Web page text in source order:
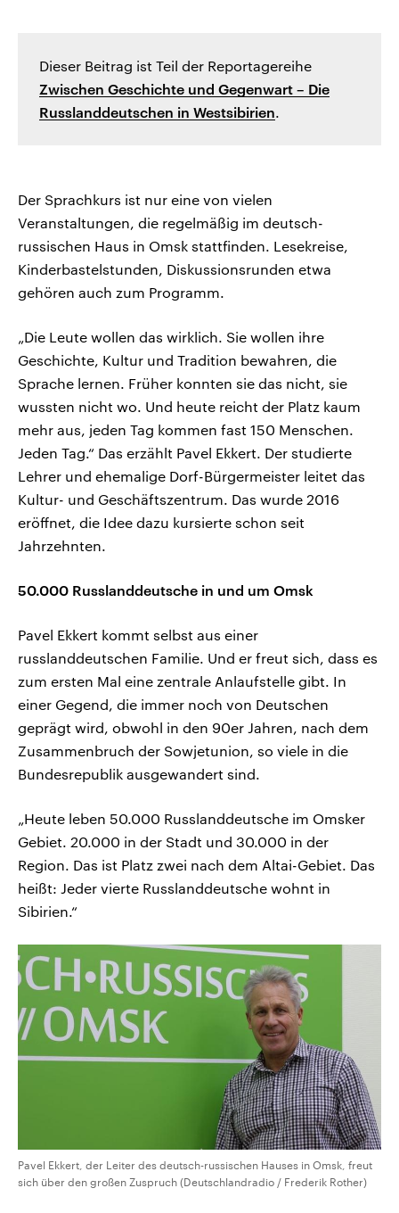
Dieser Beitrag ist Teil der Reportagereihe
Zwischen Geschichte und Gegenwart – Die
Russlanddeutschen in Westsibirien.
Der Sprachkurs ist nur eine von vielen
Veranstaltungen, die regelmäßig im deutsch-
russischen Haus in Omsk stattfinden. Lesekreise,
Kinderbastelstunden, Diskussionsrunden etwa
gehören auch zum Programm.
„Die Leute wollen das wirklich. Sie wollen ihre
Geschichte, Kultur und Tradition bewahren, die
Sprache lernen. Früher konnten sie das nicht, sie
wussten nicht wo. Und heute reicht der Platz kaum
mehr aus, jeden Tag kommen fast 150 Menschen.
Jeden Tag.“ Das erzählt Pavel Ekkert. Der studierte
Lehrer und ehemalige Dorf-Bürgermeister leitet das
Kultur- und Geschäftszentrum. Das wurde 2016
eröffnet, die Idee dazu kursierte schon seit
Jahrzehnten.
50.000 Russlanddeutsche in und um Omsk
Pavel Ekkert kommt selbst aus einer
russlanddeutschen Familie. Und er freut sich, dass es
zum ersten Mal eine zentrale Anlaufstelle gibt. In
einer Gegend, die immer noch von Deutschen
geprägt wird, obwohl in den 90er Jahren, nach dem
Zusammenbruch der Sowjetunion, so viele in die
Bundesrepublik ausgewandert sind.
„Heute leben 50.000 Russlanddeutsche im Omsker
Gebiet. 20.000 in der Stadt und 30.000 in der
Region. Das ist Platz zwei nach dem Altai-Gebiet. Das
heißt: Jeder vierte Russlanddeutsche wohnt in
Sibirien.“
Pavel Ekkert, der Leiter des deutsch-russischen Hauses in Omsk, freut
sich über den großen Zuspruch (Deutschlandradio / Frederik Rother)